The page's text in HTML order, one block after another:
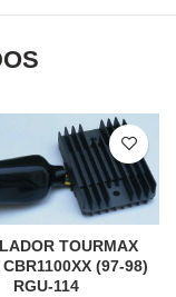
TOURMAX
CBR1100XX (97-98)
RGU-114